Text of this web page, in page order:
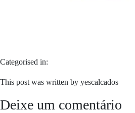
Categorised in:
This post was written by yescalcados
Deixe um comentário